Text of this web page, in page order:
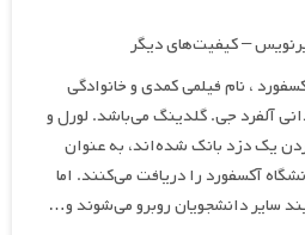
– کیفیت‌های دیگر
، نام فیلمی کمدی و خانوادگی
به کارگردانی آلفرد جی. گلدینگ می‌باشد. لورل و
یک دزد بانک شده‌اند، به عنوان
آکسفورد را دریافت می‌کنند. اما
سایر دانشجویان روبرو می‌شوند و…